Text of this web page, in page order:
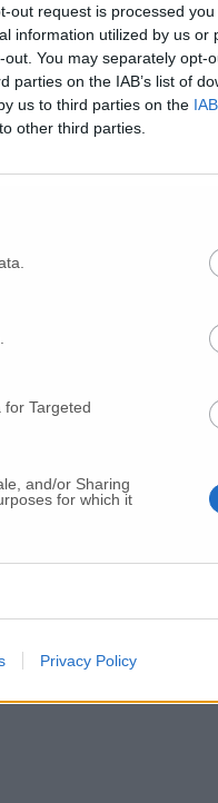
out request is processed you
information utilized by us or
You may separately opt-
parties on the IAB’s list of
us to third parties on the
other third parties.
Targeted
and/or Sharing
for which it
Privacy Policy